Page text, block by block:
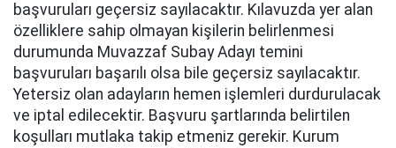
başvuruları geçersiz sayılacaktır. Kılavuzda yer alan
özelliklere sahip olmayan kişilerin belirlenmesi
durumunda Muvazzaf Subay Adayı temini
başvuruları başarılı olsa bile geçersiz sayılacaktır.
Yetersiz olan adayların hemen işlemleri durdurulacak
ve iptal edilecektir. Başvuru şartlarında belirtilen
koşulları mutlaka takip etmeniz gerekir. Kurum